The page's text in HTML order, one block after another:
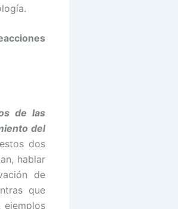
de las
del
dos
hablar
de
que
ejemplos